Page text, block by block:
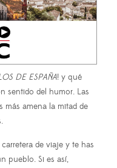
DE ESPAÑA! y qué
sentido del humor. Las
más amena la mitad de
de viaje y te has
pueblo. Si es así,